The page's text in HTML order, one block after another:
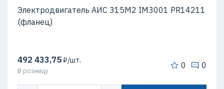
Электродвигатель АИС 315М2 IM3001 PR14211
(фланец)
492 433,75₽/шт.
В розницу
0 0